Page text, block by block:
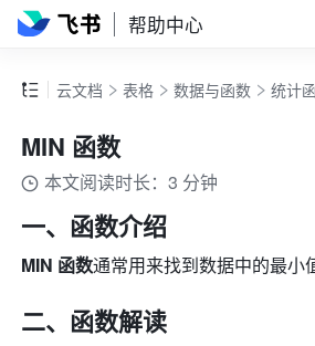
帮助中心
云文档 表格 数据与函数 统计
MIN 函数
本文阅读时长：3 分钟
一、函数介绍
MIN 函数通常用来找到数据中的最小
二、函数解读